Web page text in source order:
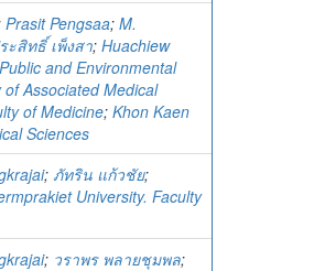
Prasit Pengsaa; M.
ะสิทธิ์ เพ็งสา; Huachiew
and Environmental
Associated Medical
of Medicine; Khon Kaen
Sciences
; ภัทริน แก้วชัย;
University. Faculty
; วราพร พลายชุมพล;